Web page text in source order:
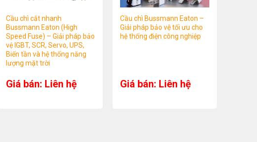
Cầu chì cắt nhanh
Bussmann Eaton (High
Speed Fuse) – Giải pháp bảo
vệ IGBT, SCR, Servo, UPS,
Biến tần và hệ thống năng
lượng mặt trời
Giá bán: Liên hệ
Cầu chì Bussmann Eaton –
Giải pháp bảo vệ tối ưu cho
hệ thống điện công nghiệp
Giá bán: Liên hệ